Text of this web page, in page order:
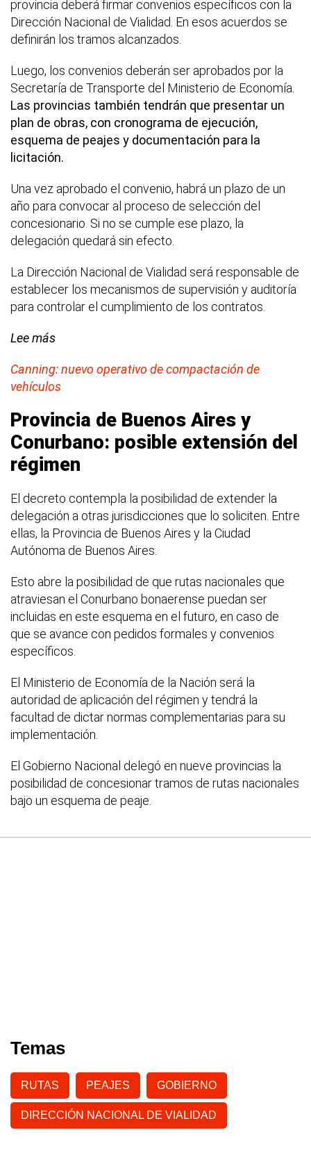
provincia deberá firmar convenios específicos con la
Dirección Nacional de Vialidad. En esos acuerdos se
definirán los tramos alcanzados.
Luego, los convenios deberán ser aprobados por la
Secretaría de Transporte del Ministerio de Economía.
Las provincias también tendrán que presentar un
plan de obras, con cronograma de ejecución,
esquema de peajes y documentación para la
licitación.
Una vez aprobado el convenio, habrá un plazo de un
año para convocar al proceso de selección del
concesionario. Si no se cumple ese plazo, la
delegación quedará sin efecto.
La Dirección Nacional de Vialidad será responsable de
establecer los mecanismos de supervisión y auditoría
para controlar el cumplimiento de los contratos.
Lee más
Canning: nuevo operativo de compactación de
vehículos
Provincia de Buenos Aires y
Conurbano: posible extensión del
régimen
El decreto contempla la posibilidad de extender la
delegación a otras jurisdicciones que lo soliciten. Entre
ellas, la Provincia de Buenos Aires y la Ciudad
Autónoma de Buenos Aires.
Esto abre la posibilidad de que rutas nacionales que
atraviesan el Conurbano bonaerense puedan ser
incluidas en este esquema en el futuro, en caso de
que se avance con pedidos formales y convenios
específicos.
El Ministerio de Economía de la Nación será la
autoridad de aplicación del régimen y tendrá la
facultad de dictar normas complementarias para su
implementación.
El Gobierno Nacional delegó en nueve provincias la
posibilidad de concesionar tramos de rutas nacionales
bajo un esquema de peaje.
Temas
RUTAS PEAJES GOBIERNO
DIRECCIÓN NACIONAL DE VIALIDAD